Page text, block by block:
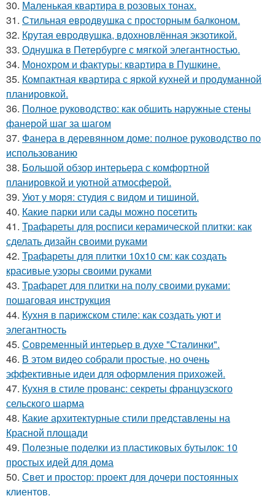
30. Маленькая квартира в розовых тонах.
31. Стильная евродвушка с просторным балконом.
32. Крутая евродвушка, вдохновлённая экзотикой.
33. Однушка в Петербурге с мягкой элегантностью.
34. Монохром и фактуры: квартира в Пушкине.
35. Компактная квартира с яркой кухней и продуманной
планировкой.
36. Полное руководство: как обшить наружные стены
фанерой шаг за шагом
37. Фанера в деревянном доме: полное руководство по
использованию
38. Большой обзор интерьера с комфортной
планировкой и уютной атмосферой.
39. Уют у моря: студия с видом и тишиной.
40. Какие парки или сады можно посетить
41. Трафареты для росписи керамической плитки: как
сделать дизайн своими руками
42. Трафареты для плитки 10х10 см: как создать
красивые узоры своими руками
43. Трафарет для плитки на полу своими руками:
пошаговая инструкция
44. Кухня в парижском стиле: как создать уют и
элегантность
45. Современный интерьер в духе "Сталинки".
46. В этом видео собрали простые, но очень
эффективные идеи для оформления прихожей.
47. Кухня в стиле прованс: секреты французского
сельского шарма
48. Какие архитектурные стили представлены на
Красной площади
49. Полезные поделки из пластиковых бутылок: 10
простых идей для дома
50. Свет и простор: проект для дочери постоянных
клиентов.